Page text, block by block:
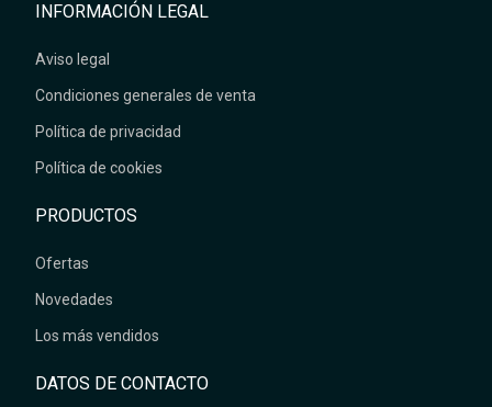
INFORMACIÓN LEGAL
Aviso legal
Condiciones generales de venta
Política de privacidad
Política de cookies
PRODUCTOS
Ofertas
Novedades
Los más vendidos
DATOS DE CONTACTO